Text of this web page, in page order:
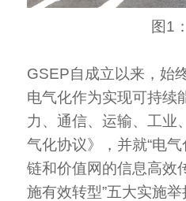
图1
GSEP自成立以来，始
电气化作为实现可持续
力、通信、运输、工业
气化协议》，并就“电
链和价值网的信息高效
施有效转型”五大实施